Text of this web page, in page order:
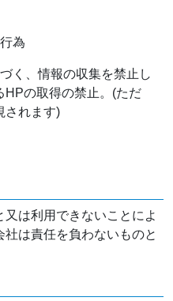
為
く、情報の収集を禁止し
HPの取得の禁止。(ただ
されます)
又は利用できないことによ
は責任を負わないものと